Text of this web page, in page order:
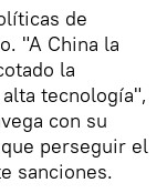
de
"A China la
la
tecnología",
con su
perseguir el
sanciones.